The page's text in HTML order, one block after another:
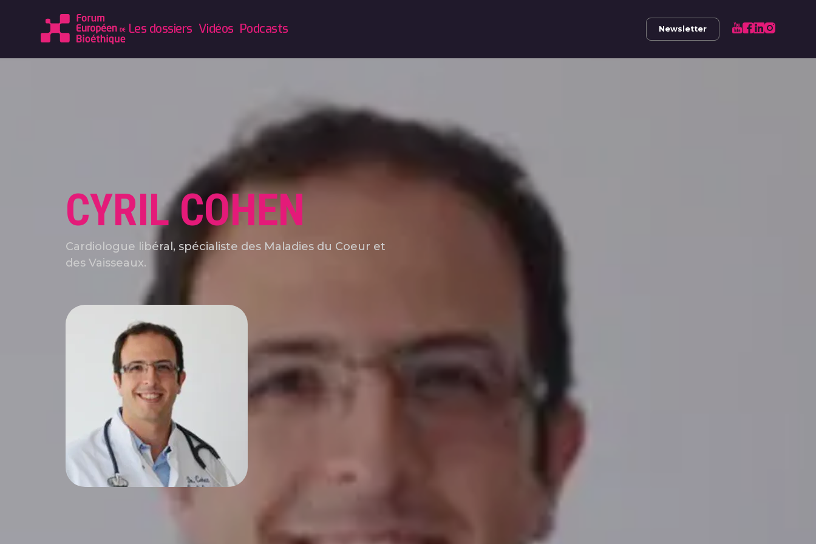
Les dossiers Vidéos Podcasts Newsletter
CYRIL COHEN
Cardiologue libéral, spécialiste des Maladies du Coeur et
des Vaisseaux.